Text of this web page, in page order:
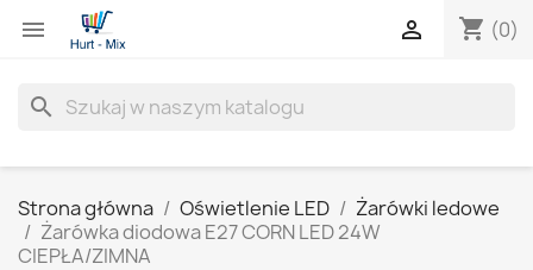
 shopping_cart (0)

search
Strona główna Oświetlenie LED
Żarówki ledowe
Żarówka diodowa E27 CORN LED 24W
CIEPŁA/ZIMNA